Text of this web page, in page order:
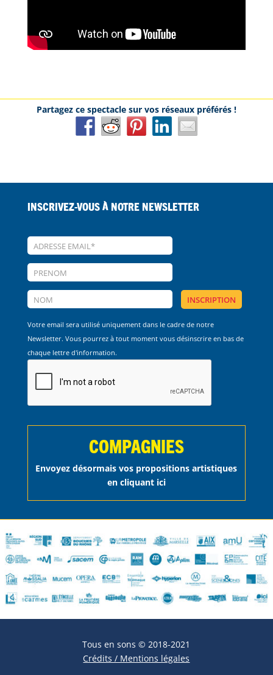
Inscrivez-vous à notre Newsletter
Votre email sera utilisé uniquement dans le cadre de notre
Newsletter. Vous pourrez à tout moment vous désinscrire en bas de
chaque lettre d'information.
COMPAGNIES
Envoyez désormais vos propositions artistiques
en cliquant ici
Tous en sons © 2018-2021
Crédits / Mentions légales